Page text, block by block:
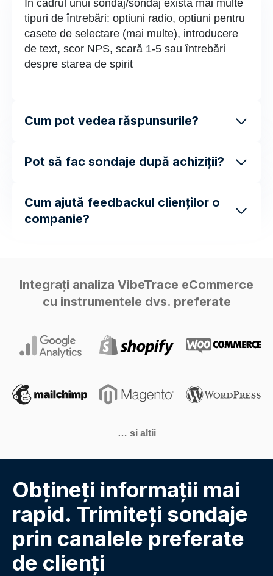
În cadrul unui sondaj/sondaj există mai multe
tipuri de întrebări: opțiuni radio, opțiuni pentru
casete de selectare (mai multe), introducere
de text, scor NPS, scară 1-5 sau întrebări
despre starea de spirit
Cum pot vedea răspunsurile?
Pot să fac sondaje după achiziții?
Cum ajută feedbackul clienților o
companie?
Integrați analiza VibeTrace eCommerce
cu instrumentele dvs. preferate
… si altii
Obțineți informații mai
rapid. Trimiteți sondaje
prin canalele preferate
de clienți